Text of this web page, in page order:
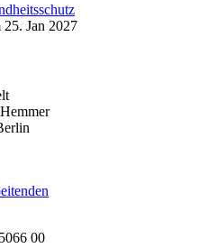
25. Jan 2027
00